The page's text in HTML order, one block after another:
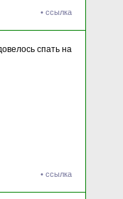
• ссылка
спать на
• ссылка